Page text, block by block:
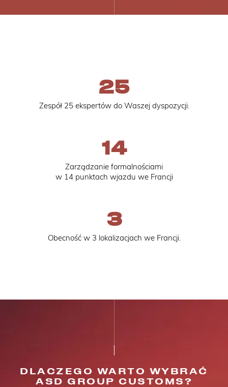
Zespół 25 ekspertów do Waszej dyspozycji.
25
Zarządzanie formalnościami
w 14 punktach wjazdu we Francji
14
Obecność w 3 lokalizacjach we Francji.
3
DLACZEGO WARTO WYBRAĆ
ASD GROUP CUSTOMS?